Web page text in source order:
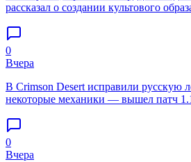
рассказал о создании культового
0
Вчера
В Crimson Desert исправили русскую
некоторые механики — вышел патч
0
Вчера